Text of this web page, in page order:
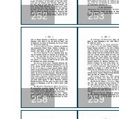
252 253
258 259